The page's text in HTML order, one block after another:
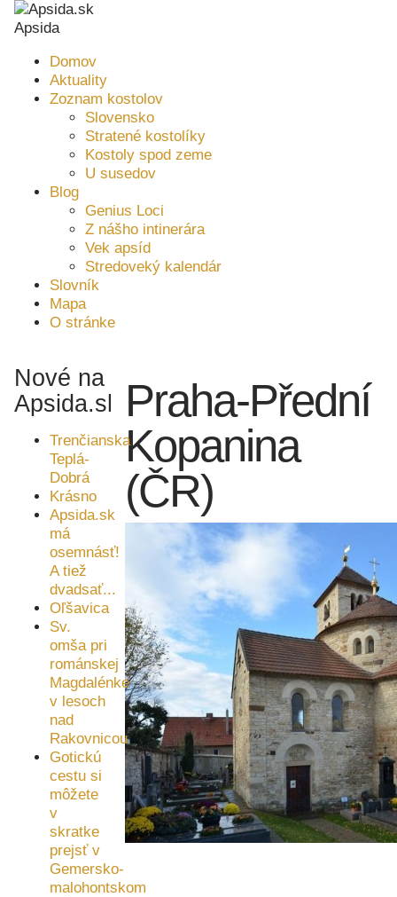
Apsida
Domov
Aktuality
Zoznam kostolov
Slovensko
Stratené kostolíky
Kostoly spod zeme
U susedov
Blog
Genius Loci
Z nášho intinerára
Vek apsíd
Stredoveký kalendár
Slovník
Mapa
O stránke
Praha-Přední
Kopanina
(ČR)
Nové na
Apsida.sk
Trenčianska
Teplá-
Dobrá
Krásno
Apsida.sk
má
osemnásť!
A tiež
dvadsať...
Oľšavica
Sv.
omša pri
románskej
Magdalénke
v lesoch
nad
Rakovnicou
Gotickú
cestu si
môžete
v
skratke
prejsť v
Gemersko-
malohontskom